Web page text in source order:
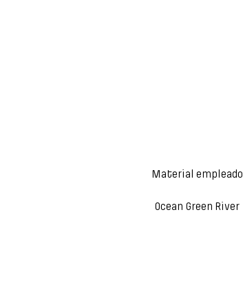
Material empleado
Ocean Green River